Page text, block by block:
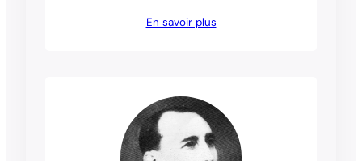
En savoir plus